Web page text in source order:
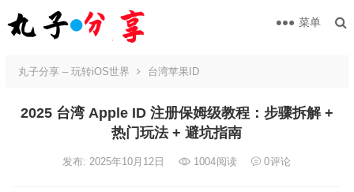
菜单
丸子分享 – 玩转iOS世界 台湾苹果ID
2025 台湾 Apple ID 注册保姆级教程：步骤拆解 +
热门玩法 + 避坑指南
发布: 2025年10月12日 1004阅读 0评论